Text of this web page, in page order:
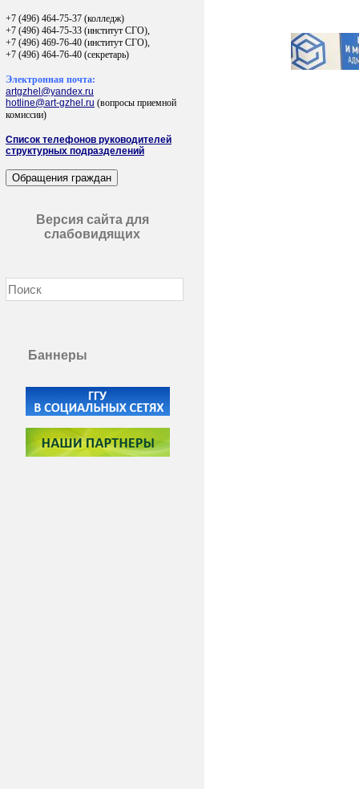
+7 (496) 464-75-37 (колледж)
+7 (496) 464-75-33 (институт СГО),
+7 (496) 469-76-40 (институт СГО),
+7 (496) 464-76-40 (секретарь)
Электронная почта:
artgzhel@yandex.ru
hotline@art-gzhel.ru (вопросы приемной
комиссии)
Список телефонов руководителей
структурных подразделений
Версия сайта для
слабовидящих
Баннеры